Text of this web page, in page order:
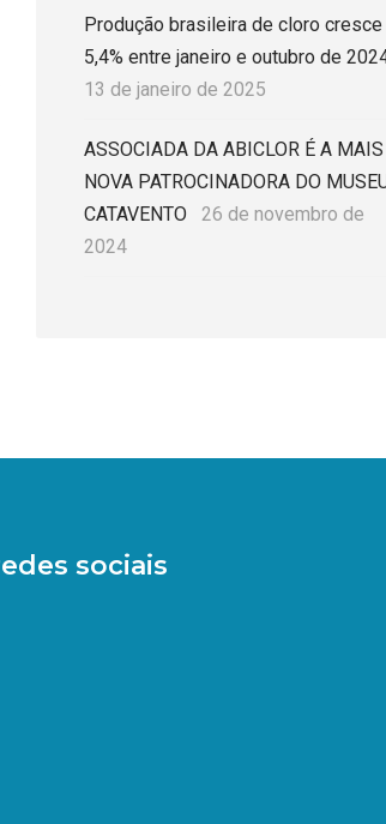
Produção brasileira de cloro cresce
5,4% entre janeiro e outubro de
13 de janeiro de 2025
ASSOCIADA DA ABICLOR É A MAIS
NOVA PATROCINADORA DO
CATAVENTO
26 de novembro de
2024
sociais